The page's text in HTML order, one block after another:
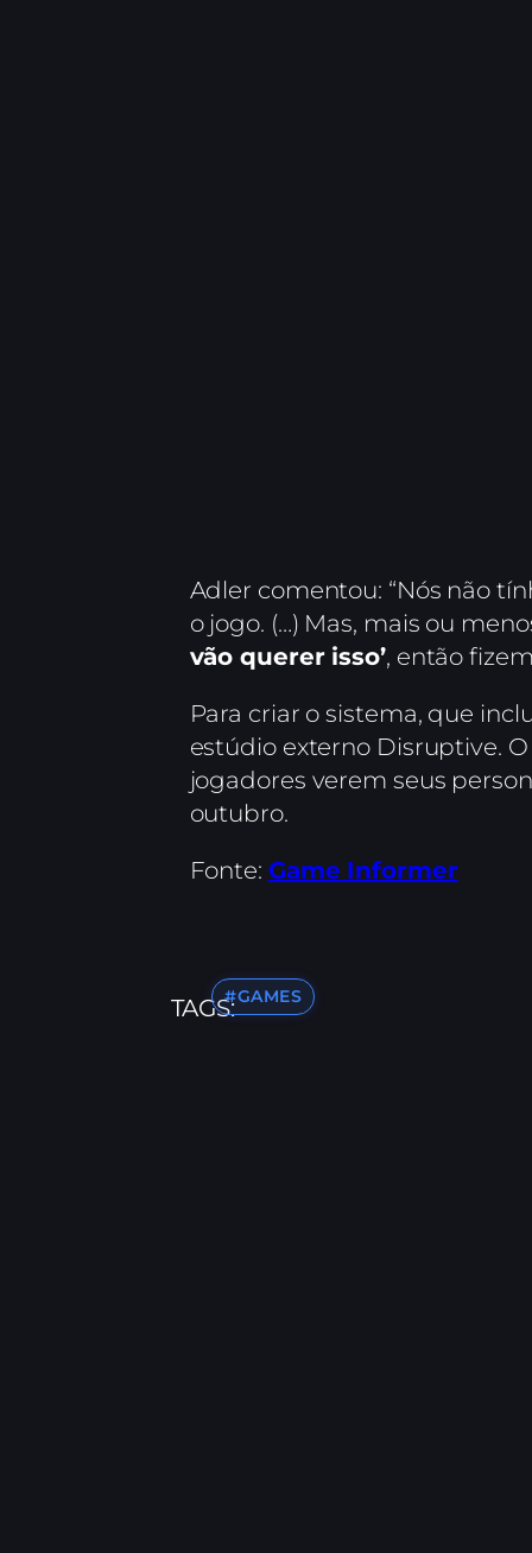
Adler comentou: “Nós não
o jogo. (…) Mas, mais ou
vão querer isso’, então
Para criar o sistema, que
estúdio externo Disruptive.
jogadores verem seus
outubro.
Fonte: Game Informer
TAGS:#GAMES